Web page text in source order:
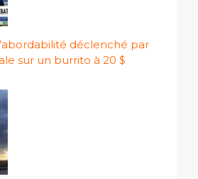
déclenché par
sur un burrito à 20 $